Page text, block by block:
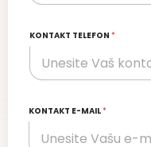
KONTAKT TELEFON *
KONTAKT E-MAIL*